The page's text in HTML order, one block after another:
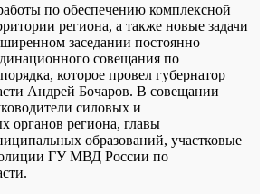
по обеспечению комплексной
региона, а также новые задачи
заседании постоянно
совещания по
которое провел губернатор
Андрей Бочаров. В совещании
силовых и
органов региона, главы
образований, участковые
ГУ МВД России по